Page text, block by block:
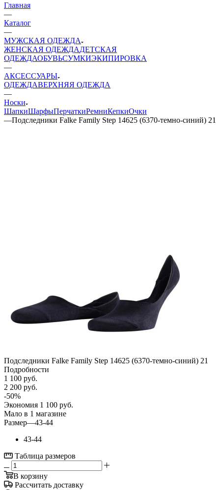
Главная
—
Каталог
—
МУЖСКАЯ ОДЕЖДА
ЖЕНСКАЯ ОДЕЖДАДЕТСКАЯ
ОДЕЖДАОБУВЬСУМКИЭКИПИРОВКА
—
АКСЕССУАРЫ
ОДЕЖДАВЕРХНЯЯ ОДЕЖДА
—
Носки
ШапкиШарфыПерчаткиРемниКепкиОчки
—Подследники Falke Family Step 14625 (6370-темно-синий) 21
Подследники Falke Family Step 14625 (6370-темно-синий) 21
Подробности
1 100 руб.
2 200 руб.
-50%
Экономия 1 100 руб.
Мало в 1 магазине
Размер—43-44
43-44
Таблица размеров
В корзину
Рассчитать доставку